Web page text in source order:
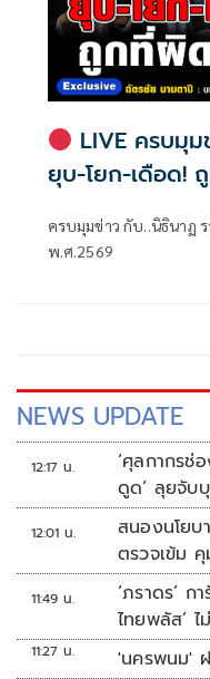
LIVE ครบมุ
ยุบ-โยก-เดือด!
ครบมุมข่าว กับ..นิธินาฏ
พ.ศ.2569
NEWS UPDATE
12:17 น.
‘ศุลกากรช่
ดูด’ ลุยจับ
12:01 น.
สนองนโย
ตรวจเข้ม
11:49 น.
‘ภราดร’ ก
ไทยพลัส’
11:27 น. 'นครพนม'